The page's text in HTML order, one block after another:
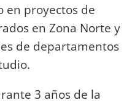
en proyectos de
en Zona Norte y
de departamentos
3 años de la